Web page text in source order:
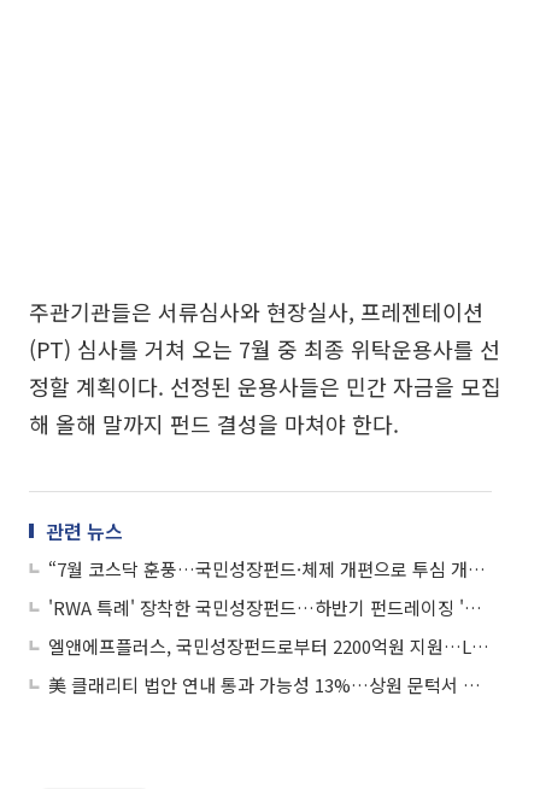
주관기관들은 서류심사와 현장실사, 프레젠테이션
(PT) 심사를 거쳐 오는 7월 중 최종 위탁운용사를 선
정할 계획이다. 선정된 운용사들은 민간 자금을 모집
해 올해 말까지 펀드 결성을 마쳐야 한다.
관련 뉴스
“7월 코스닥 훈풍…국민성장펀드·체제 개편으로 투심 개선”
'RWA 특례' 장착한 국민성장펀드…하반기 펀드레이징 '문전성시'
엘앤에프플러스, 국민성장펀드로부터 2200억원 지원…LFP 양극재 양산 본격화
美 클래리티 법안 연내 통과 가능성 13%…상원 문턱서 제동